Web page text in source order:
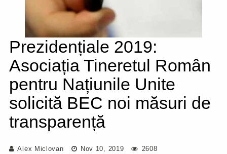
Prezidențiale 2019:
Asociația Tineretul Român
pentru Națiunile Unite
solicită BEC noi măsuri de
transparență
Alex Miclovan Nov 10, 2019 2608